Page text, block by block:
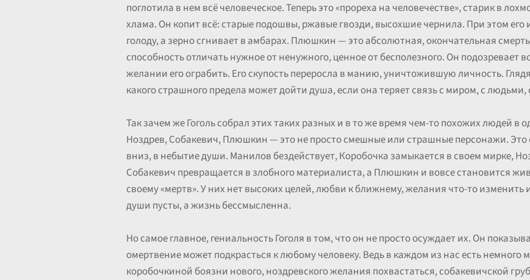
поглотила в нем всё человеческое. Теперь это «прореха на человечестве», старик в
хлама. Он копит всё: старые подошвы, ржавые гвозди, высохшие чернила. При этом его
голоду, а зерно сгнивает в амбарах. Плюшкин — это абсолютная, окончательная
способность отличать нужное от ненужного, ценное от бесполезного. Он подозревает
желании его ограбить. Его скупость переросла в манию, уничтожившую личность.
какого страшного предела может дойти душа, если она теряет связь с миром, с
Так зачем же Гоголь собрал этих таких разных и в то же время чем-то похожих людей в
Ноздрев, Собакевич, Плюшкин — это не просто смешные или страшные персонажи. Это
вниз, в небытие души. Манилов бездействует, Коробочка замыкается в своем мирке,
Собакевич превращается в злобного материалиста, а Плюшкин и вовсе становится
своему «мертв». У них нет высоких целей, любви к ближнему, желания что-то изменить
души пусты, а жизнь бессмысленна.
Но самое главное, гениальность Гоголя в том, что он не просто осуждает их. Он
омертвение может подкрасться к любому человеку. Ведь в каждом из нас есть немного
коробочкиной боязни нового, ноздревского желания похвастаться, собакевичской